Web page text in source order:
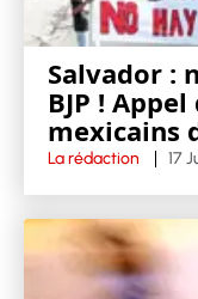
Salvador :
BJP !
mexicains
La rédaction 17